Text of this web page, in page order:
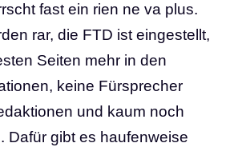
fast ein rien ne va plus.
rar, die FTD ist eingestellt,
Seiten mehr in den
keine Fürsprecher
und kaum noch
Dafür gibt es haufenweise